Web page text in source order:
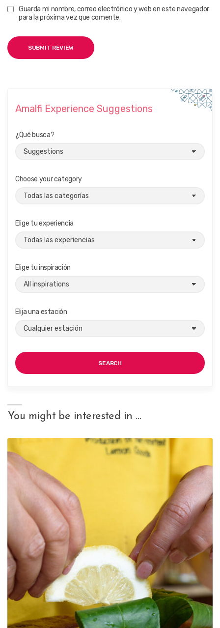
Guarda mi nombre, correo electrónico y web en este navegador
para la próxima vez que comente.
Amalfi Experience Suggestions
¿Qué busca?
Choose your category
Elige tu experiencia
Elige tu inspiración
Elija una estación
SEARCH
You might be interested in …